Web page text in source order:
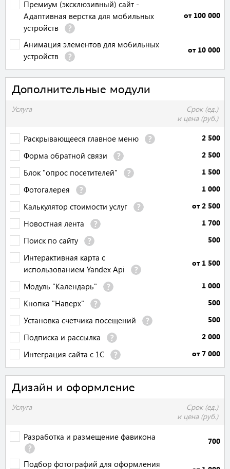
Премиум (эксклюзивный) сайт -
Адаптивная верстка для мобильных
устройств
от 100 000
Анимация элементов для мобильных
устройств
от 10 000
Дополнительные модули
Услуга
Срок (ед.)
и цена (руб.)
Раскрывающееся главное меню 2 500
Форма обратной связи 2 500
Блок "опрос посетителей" 1 500
Фотогалерея 1 000
Калькулятор стоимости услуг от 2 500
Новостная лента 1 700
Поиск по сайту 500
Интерактивная карта с
использованием Yandex Api
от 1 500
Модуль "Календарь" 1 000
Кнопка "Наверх" 500
Установка счетчика посещений 500
Подписка и рассылка 2 000
Интеграция сайта с 1С от 7 000
Дизайн и оформление
Услуга
Срок (ед.)
и цена (руб.)
Разработка и размещение фавикона 700
Подбор фотографий для оформления